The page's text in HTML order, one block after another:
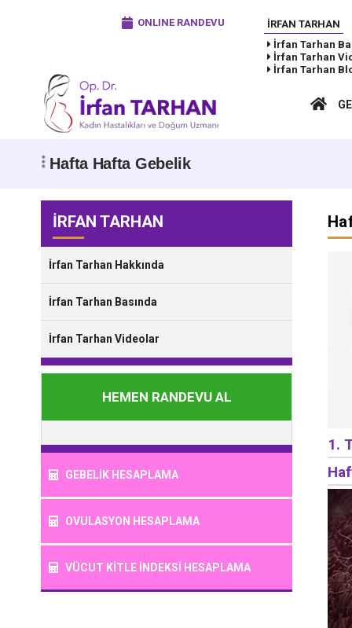
ONLINE RANDEVU
İRFAN TARHAN
İrfan Tarhan
İrfan Tarhan
İrfan Tarhan
Hafta Hafta Gebelik
İRFAN TARHAN
İrfan Tarhan Hakkında
İrfan Tarhan Basında
İrfan Tarhan Videolar
HEMEN RANDEVU AL
GEBELİK HESAPLAMA
OVULASYON HESAPLAMA
VÜCUT KİTLE İNDEKSİ HESAPLAMA
1.